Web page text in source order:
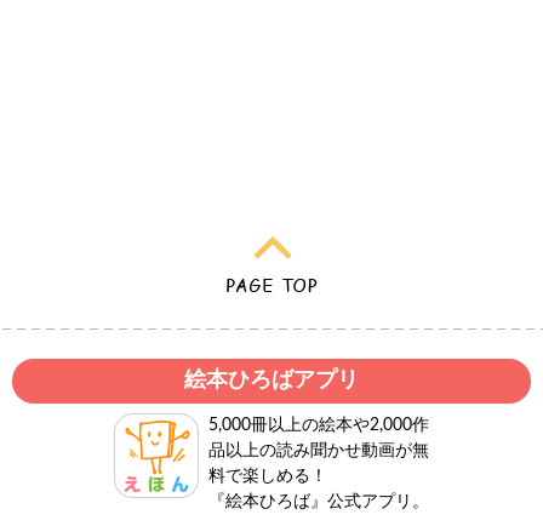
絵本ひろばアプリ
5,000冊以上の絵本や2,000作
品以上の読み聞かせ動画が無
料で楽しめる！
『絵本ひろば』公式アプリ。